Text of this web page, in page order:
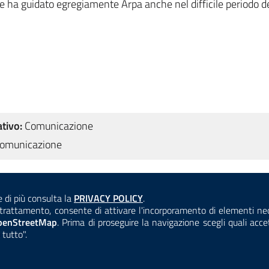
di più consulta la Consulta la
PRIVACY POLICY.
consente di attivare l'incorporamento di elementi
. Prima di proseguire la navigazione scegli quali
tutto".
ha guidato egregiamente Arpa anche nel difficile periodo
Comunicazione
ANTICORRUZIONE ACCESSIBILITÀ